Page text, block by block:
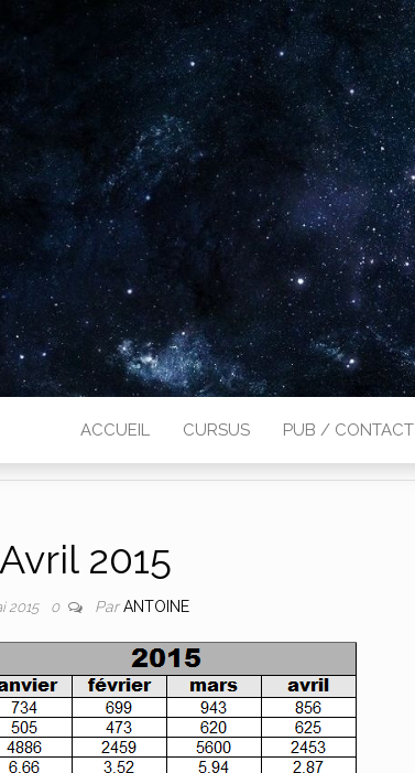
ACCUEIL CURSUS PUB / CONTACT
Avril 2015
2015 0 ParANTOINE